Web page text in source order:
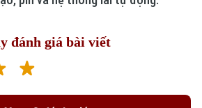
đánh giá bài viết